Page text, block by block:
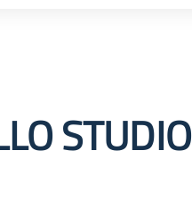
STUDIO